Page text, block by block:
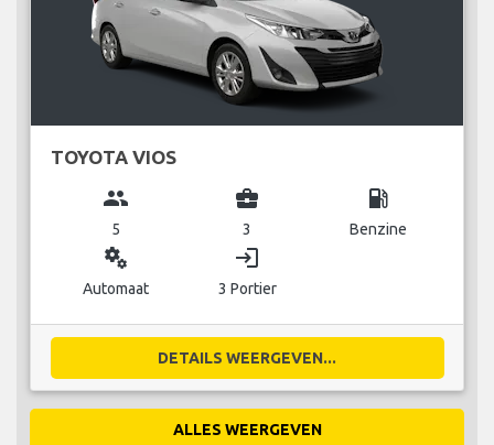
TOYOTA VIOS
group
5
business_center
3
local_gas_station
Benzine
miscellaneous_services
Automaat
login
3 Portier
DETAILS WEERGEVEN...
ALLES WEERGEVEN